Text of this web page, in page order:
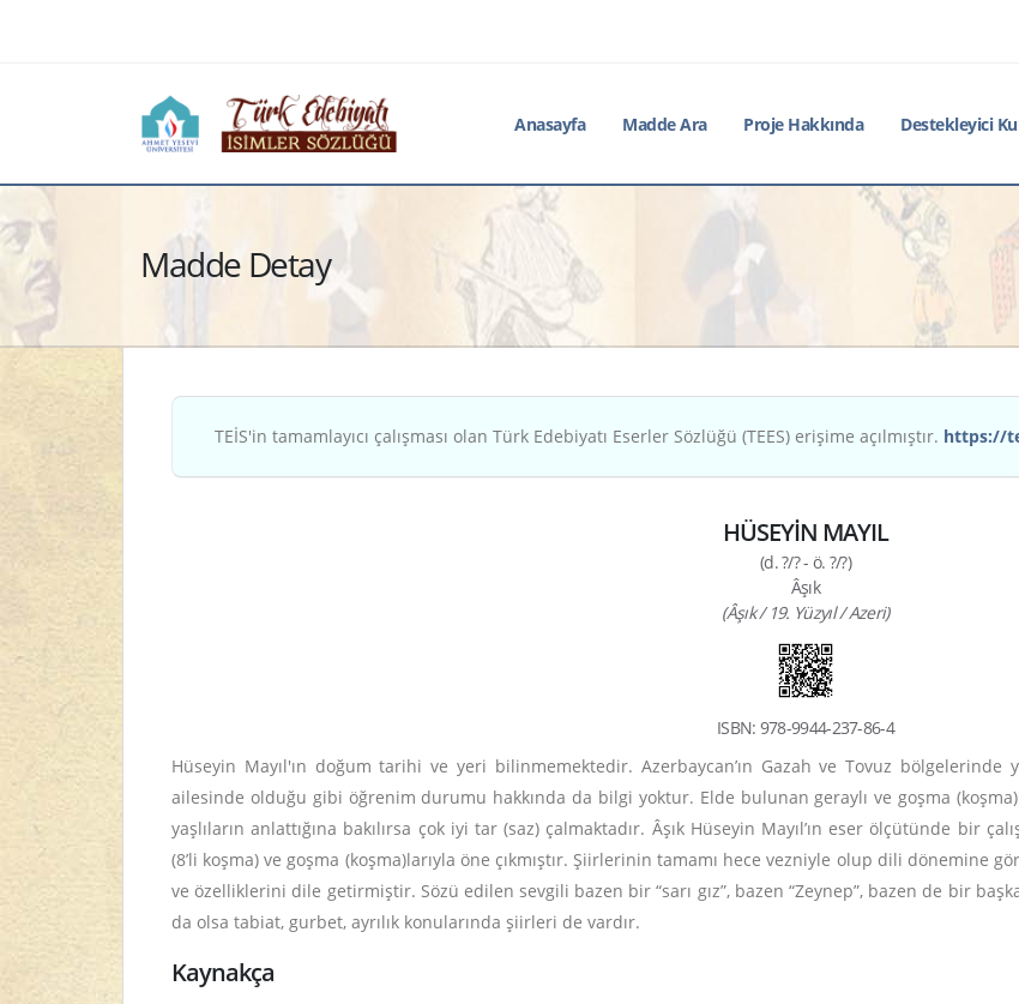
Anasayfa Madde Ara Proje Hakkında Destekleyici
Madde Detay
TEİS'in tamamlayıcı çalışması olan Türk Edebiyatı Eserler Sözlüğü (TEES) erişime açılmıştır. https://
HÜSEYİN MAYIL
(d. ?/? - ö. ?/?)
Âşık
(Âşık / 19. Yüzyıl / Azeri)
ISBN: 978-9944-237-86-4
Hüseyin Mayıl'ın doğum tarihi ve yeri bilinmemektedir. Azerbaycan’ın Gazah ve Tovuz bölgelerinde
ailesinde olduğu gibi öğrenim durumu hakkında da bilgi yoktur. Elde bulunan geraylı ve goşma
yaşlıların anlattığına bakılırsa çok iyi tar (saz) çalmaktadır. Âşık Hüseyin Mayıl’ın eser ölçütünde bir
(8’li koşma) ve goşma (koşma)larıyla öne çıkmıştır. Şiirlerinin tamamı hece vezniyle olup dili dönemine
ve özelliklerini dile getirmiştir. Sözü edilen sevgili bazen bir “sarı gız”, bazen “Zeynep”, bazen de bir
da olsa tabiat, gurbet, ayrılık konularında şiirleri de vardır.
Kaynakça